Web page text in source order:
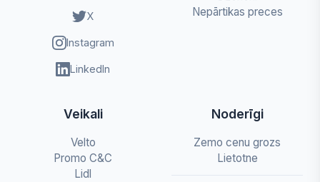
X
Instagram
LinkedIn
Nepārtikas preces
Veikali
Velto
Promo C&C
Lidl
Noderīgi
Zemo cenu grozs
Lietotne